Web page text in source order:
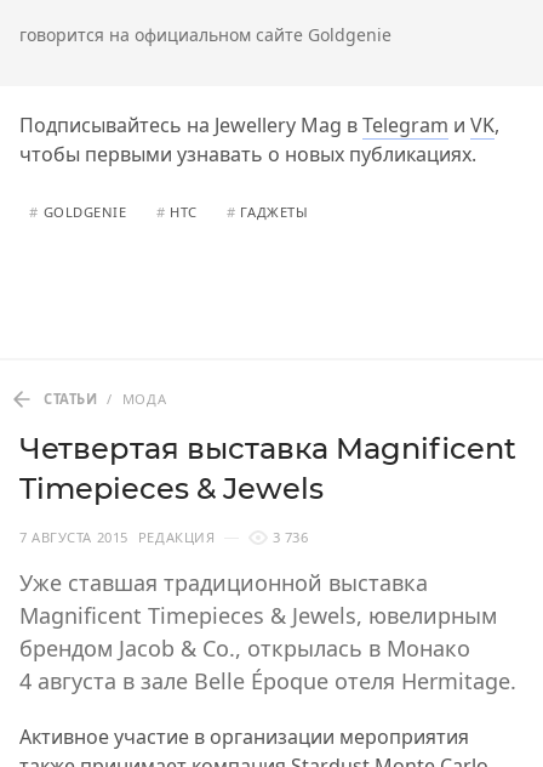
говорится на официальном сайте Goldgenie
Подписывайтесь на Jewellery Mag вTelegram и VK,
чтобы первыми узнавать о новых публикациях.
# GOLDGENIE # HTC # ГАДЖЕТЫ
СТАТЬИ / МОДА
Четвертая выставка Magnificent
Timepieces & Jewels
7 АВГУСТА 2015 РЕДАКЦИЯ 3 736
Уже ставшая традиционной выставка
Magnificent Timepieces & Jewels, ювелирным
брендом Jacob & Co., открылась в Монако
4 августа в зале Belle Époque отеля Hermitage.
Активное участие в организации мероприятия